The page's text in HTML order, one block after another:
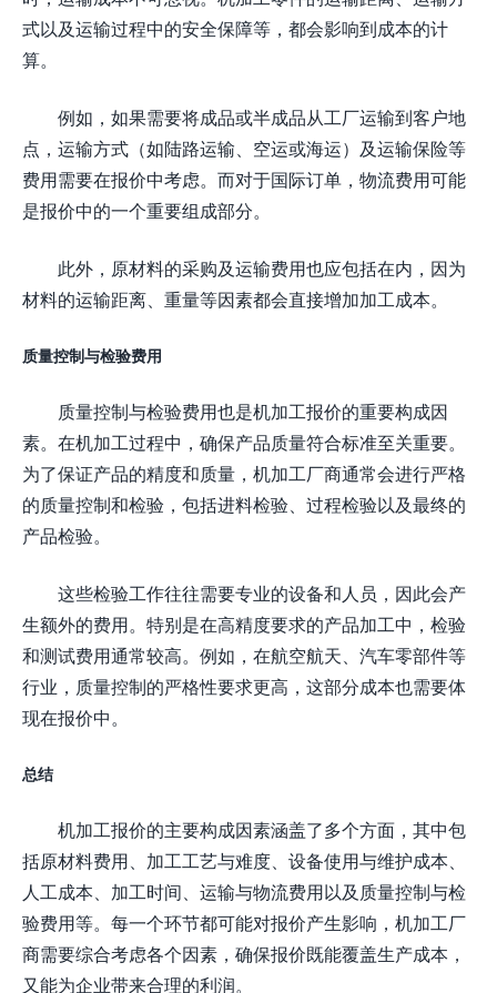
式以及运输过程中的安全保障等，都会影响到成本的计
算。
例如，如果需要将成品或半成品从工厂运输到客户地
点，运输方式（如陆路运输、空运或海运）及运输保险等
费用需要在报价中考虑。而对于国际订单，物流费用可能
是报价中的一个重要组成部分。
此外，原材料的采购及运输费用也应包括在内，因为
材料的运输距离、重量等因素都会直接增加加工成本。
质量控制与检验费用
质量控制与检验费用也是机加工报价的重要构成因
素。在机加工过程中，确保产品质量符合标准至关重要。
为了保证产品的精度和质量，机加工厂商通常会进行严格
的质量控制和检验，包括进料检验、过程检验以及最终的
产品检验。
这些检验工作往往需要专业的设备和人员，因此会产
生额外的费用。特别是在高精度要求的产品加工中，检验
和测试费用通常较高。例如，在航空航天、汽车零部件等
行业，质量控制的严格性要求更高，这部分成本也需要体
现在报价中。
总结
机加工报价的主要构成因素涵盖了多个方面，其中包
括原材料费用、加工工艺与难度、设备使用与维护成本、
人工成本、加工时间、运输与物流费用以及质量控制与检
验费用等。每一个环节都可能对报价产生影响，机加工厂
商需要综合考虑各个因素，确保报价既能覆盖生产成本，
又能为企业带来合理的利润。